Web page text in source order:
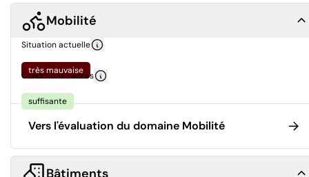
Mobilité
Situation actuelle
très mauvaise
Conditions cadres
suffisante
Vers l'évaluation du domaine Mobilité
Bâtiments